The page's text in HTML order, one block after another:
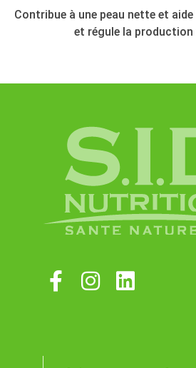
Contribue à une peau nette et
et régule la production